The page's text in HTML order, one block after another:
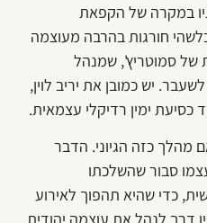
במקרה של הקפאת
חורגות בהרבה מעוצמה
של סמוטריץ', שמנהל
יש כמובן את יריב לוין,
ימין רדיקלי עצמאית.
מהלך כזה הגיוני. הדבר
סבור שהשלכתו
כדי שהיא תהפוך לאירוע